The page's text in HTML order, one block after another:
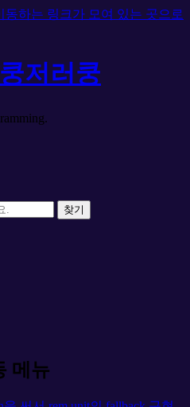
하는 링크가 모여 있는 곳으로
저러쿵
찾기
메뉴